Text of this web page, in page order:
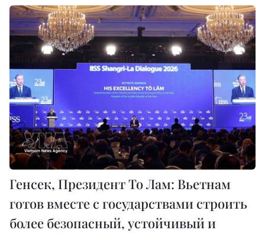
Генсек, Президент То Лам: Вьетнам
готов вместе с государствами строить
более безопасный, устойчивый и